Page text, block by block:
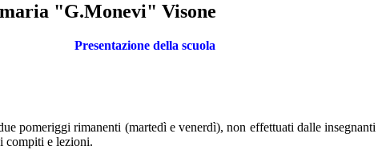
"G.Monevi" Visone
Presentazione della scuola
pomeriggi rimanenti (martedì e venerdì), non effettuati dalle insegnanti
compiti e lezioni.